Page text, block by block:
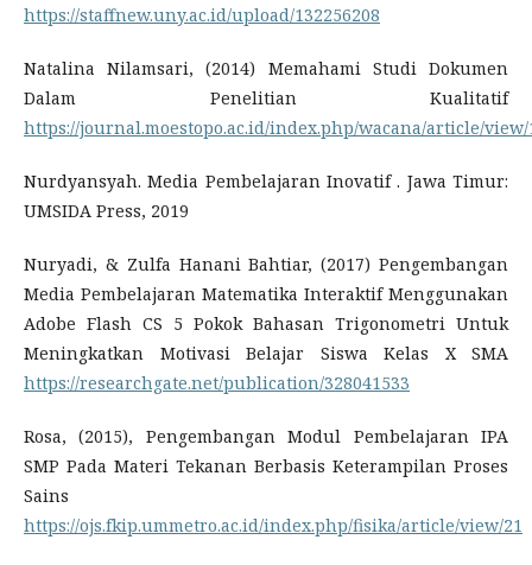
https://staffnew.uny.ac.id/upload/132256208
Natalina Nilamsari, (2014) Memahami Studi Dokumen
Dalam Penelitian Kualitatif
https://journal.moestopo.ac.id/index.php/wacana/article/view/
Nurdyansyah. Media Pembelajaran Inovatif . Jawa Timur:
UMSIDA Press, 2019
Nuryadi, & Zulfa Hanani Bahtiar, (2017) Pengembangan
Media Pembelajaran Matematika Interaktif Menggunakan
Adobe Flash CS 5 Pokok Bahasan Trigonometri Untuk
Meningkatkan Motivasi Belajar Siswa Kelas X SMA
https://researchgate.net/publication/328041533
Rosa, (2015), Pengembangan Modul Pembelajaran IPA
SMP Pada Materi Tekanan Berbasis Keterampilan Proses
Sains
https://ojs.fkip.ummetro.ac.id/index.php/fisika/article/view/21